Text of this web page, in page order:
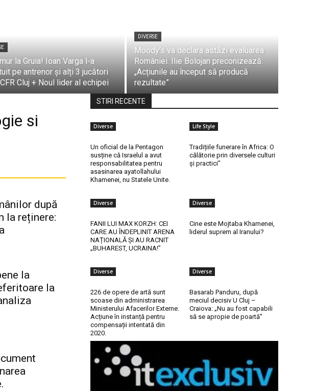
la Gruia! Ioan Varga l-a
pe antrenor și alți 3 jucători
Cluj + Noul lider al echipei
DIVERSE
Moody’s va declara astăzi evaluarea
României. Ilie Bolojan preconizează:
„Acțiunile au început să producă
rezultate”
si
după
la reținere:
la
la
STIRI RECENTE
Diverse
Un oficial de la Pentagon
susține că Israelul a avut
responsabilitatea pentru
asasinarea ayatollahului
Khamenei, nu Statele Unite.
Life Style
Tradițiile funerare în Africa: O
călătorie prin diversele culturi
și practici”
Diverse
FANII LUI MAX KORZH: CEI
CARE AU ÎNDEPLINIT ARENA
NAȚIONALĂ ȘI AU RACNIT
„BUHAREST, UCRAINA!”
Diverse
Cine este Mojtaba Khamenei,
liderul suprem al Iranului?
Diverse
226 de opere de artă sunt
scoase din administrarea
Ministerului Afacerilor Externe.
Acțiune în instanță pentru
compensații intentată din
2020.
Diverse
Basarab Panduru, după
meciul decisiv U Cluj –
Craiova: „Nu au fost capabili
să se apropie de poartă”